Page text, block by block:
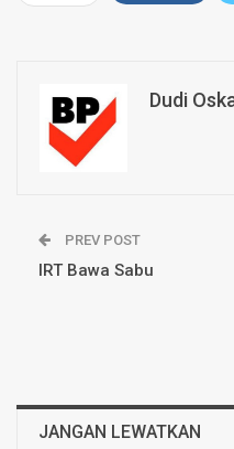
Dudi
PREV POST
IRT Bawa Sabu
JANGAN LEWATKAN